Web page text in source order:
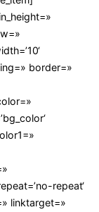
border=»
repeat‘
linktarget=»